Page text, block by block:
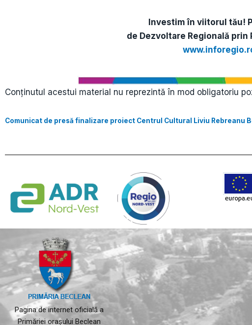
Investim în viitorul tău!
de Dezvoltare Regională
Conținutul acestui material nu reprezintă în mod obligatoriu
Comunicat de presă finalizare proiect Centrul Cultural Liviu Rebreanu
Pagina de internet oficială a
Primăriei orașului Beclean